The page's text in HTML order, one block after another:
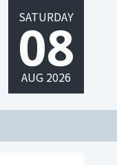
SATURDAY
08
AUG 2026